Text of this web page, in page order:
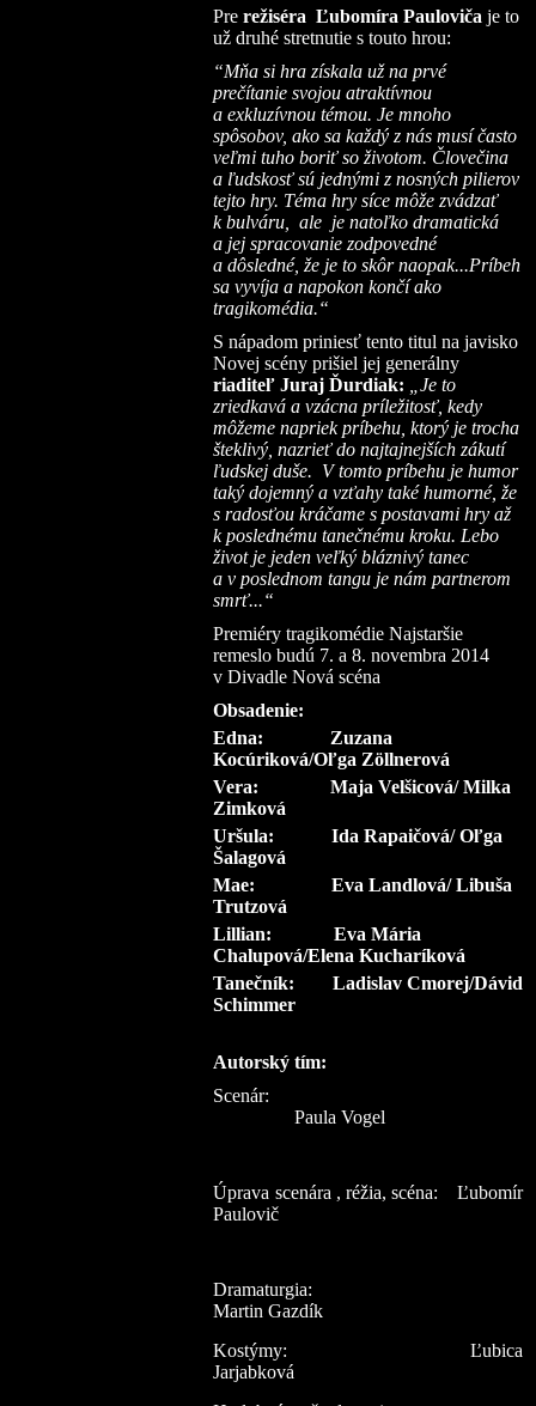
Prerežiséra Ľubomíra Pauloviča je to
už druhé stretnutie s touto hrou:
“Mňa si hra získala už na prvé
prečítanie svojou atraktívnou
a exkluzívnou témou. Je mnoho
spôsobov, ako sa každý z nás musí často
veľmi tuho boriť so životom. Človečina
a ľudskosť sú jednými z nosných pilierov
tejto hry. Téma hry síce môže zvádzať
k bulváru, ale je natoľko dramatická
a jej spracovanie zodpovedné
a dôsledné, že je to skôr naopak...Príbeh
sa vyvíja a napokon končí ako
tragikomédia.“
S nápadom priniesť tento titul na javisko
Novej scény prišiel jej generálny
riaditeľ Juraj Ďurdiak:
„Je to
zriedkavá a vzácna príležitosť, kedy
môžeme napriek príbehu, ktorý je trocha
šteklivý, nazrieť do najtajnejších zákutí
ľudskej duše. V tomto príbehu je humor
taký dojemný a vzťahy také humorné, že
s radosťou kráčame s postavami hry až
k poslednému tanečnému kroku. Lebo
život je jeden veľký bláznivý tanec
a v poslednom tangu je nám partnerom
smrť...“
Premiéry tragikomédie Najstaršie
remeslo budú 7. a 8. novembra 2014
v Divadle Nová scéna
Obsadenie:
Edna: Zuzana
Kocúriková/Oľga Zöllnerová
Vera: Maja Velšicová/ Milka
Zimková
Uršula: Ida Rapaičová/ Oľga
Šalagová
Mae: Eva Landlová/ Libuša
Trutzová
Lillian: Eva Mária
Chalupová/Elena Kucharíková
Tanečník: Ladislav Cmorej/Dávid
Schimmer
Autorský tím:
Scenár:
Paula Vogel
Úprava scenára , réžia, scéna:
Ľubomír
Paulovič
Dramaturgia:
Martin Gazdík
Kostýmy:
Ľubica
Jarjabková